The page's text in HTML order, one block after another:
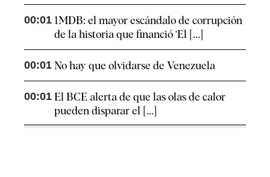
00:01 1MDB: el mayor escándalo de corrupción
de la historia que financió ‘El [...]
00:01 No hay que olvidarse de Venezuela
00:01 El BCE alerta de que las olas de calor
pueden disparar el [...]